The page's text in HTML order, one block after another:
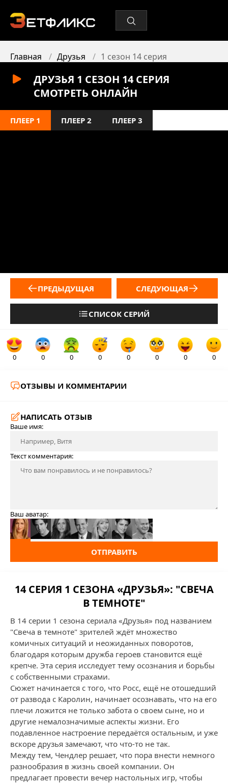
Главная Друзья 1 сезон 14 серия
ДРУЗЬЯ 1 СЕЗОН 14 СЕРИЯ
СМОТРЕТЬ ОНЛАЙН
ПЛЕЕР 1 ПЛЕЕР 2 ПЛЕЕР 3
ПРЕДЫДУЩАЯ
СПИСОК СЕРИЙ
СЛЕДУЮЩАЯ
0 0 0 0 0 0 0 0
ОТЗЫВЫ И КОММЕНТАРИИ
НАПИСАТЬ ОТЗЫВ
Ваше имя:
Текст комментария:
Ваш аватар:
ОТПРАВИТЬ
14 СЕРИЯ 1 СЕЗОНА «ДРУЗЬЯ»: "СВЕЧА
В ТЕМНОТЕ"
В 14 серии 1 сезона сериала «Друзья» под названием
"Свеча в темноте" зрителей ждёт множество
комичных ситуаций и неожиданных поворотов,
благодаря которым дружба героев становится ещё
крепче. Эта серия исследует тему осознания и борьбы
с собственными страхами.
Сюжет начинается с того, что Росс, ещё не отошедший
от развода с Каролин, начинает осознавать, что на его
плечи ложится не только забота о своем сыне, но и
другие немалозначимые аспекты жизни. Его
подавленное настроение передаётся остальным, и уже
вскоре друзья замечают, что что-то не так.
Между тем, Чендлер решает, что пора внести немного
разнообразия в жизнь своей компании. Он
предлагает провести вечер настольных игр, чтобы